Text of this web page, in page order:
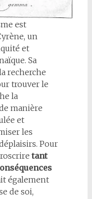
est
un
et
Sa
recherche
trouver le
la
manière
et
les
Pour
tant
également
de soi,